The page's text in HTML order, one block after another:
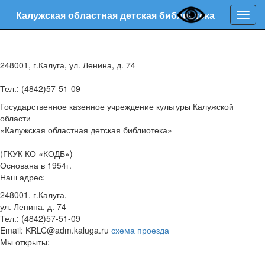
Калужская областная детская библиотека
248001, г.Калуга, ул. Ленина, д. 74
Тел.: (4842)57-51-09
Государственное казенное учреждение культуры Калужской
области
«Калужская областная детская библиотека»
(ГКУК КО «КОДБ»)
Основана в 1954г.
Наш адрес:
248001, г.Калуга,
ул. Ленина, д. 74
Тел.: (4842)57-51-09
Email: KRLC@adm.kaluga.ru схема проезда
Мы открыты: